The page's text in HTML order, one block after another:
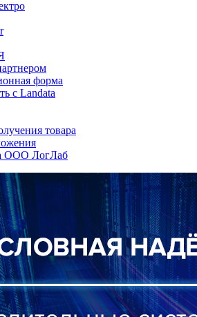
форма
с Landata
товара
ООО ЛогЛаб